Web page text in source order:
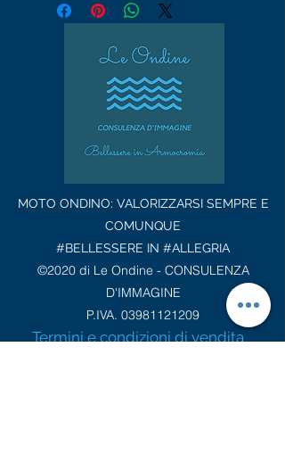
MOTO ONDINO: VALORIZZARSI SEMPRE E
COMUNQUE
#BELLESSERE IN #ALLEGRIA
©2020 di Le Ondine - CONSULENZA
D'IMMAGINE
P.IVA. 03981121209
Termini e condizioni di vendita